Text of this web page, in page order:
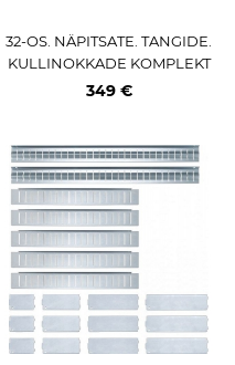
32-OS. NÄPITSATE. TANGIDE.
KULLINOKKADE KOMPLEKT
PU-PANEELIS JBM
349 €